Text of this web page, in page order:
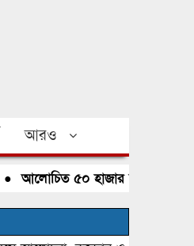
আরও
আলোচিত ৫০ হাজার পিস ইয়াবা